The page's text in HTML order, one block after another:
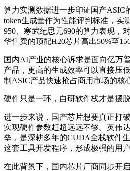
算力实测数据进一步印证国产ASIC
token生成量作为性能评判标准，实
950、寒武纪思元690的算力表现，
华售卖的顶配H20芯片高出50%至
国内AI产业的核心诉求是面向亿万
产品，更高的生成效率可以直接压
制ASIC产品快速抢占商用市场的核
硬件只是一环，自研软件栈才是摆
进一步来说，国产芯片想要真正打
实现硬件参数赶超远远不够。英伟
垒，是深耕多年的CUDA全栈软件
这套工具开发程序，形成极强的用户
在此背景下，国内芯片厂商同步开